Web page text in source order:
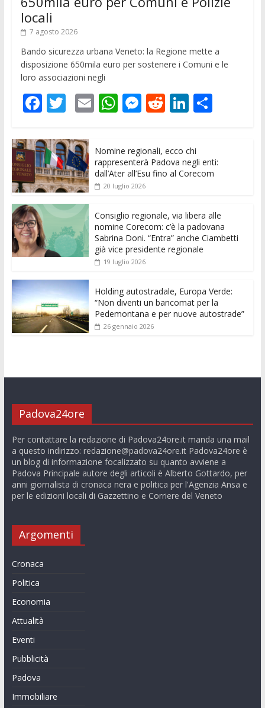
locali
7 agosto 2026
Bando sicurezza urbana Veneto: la Regione mette a
disposizione 650mila euro per sostenere i Comuni e le
loro associazioni negli
F
e
b
o
o
k
T
itt
er
E
l
W
s
A
p
p
M
ss
e
n
er
R
di
t
Li
k
e
dI
C
di
vi
Nomine regionali, ecco chi
rappresenterà Padova negli enti:
dall’Ater all’Esu fino al Corecom
20 luglio 2026
Consiglio regionale, via libera alle
nomine Corecom: c’è la padovana
Sabrina Doni. “Entra” anche Ciambetti
già vice presidente regionale
19 luglio 2026
Holding autostradale, Europa Verde:
“Non diventi un bancomat per la
Pedemontana e per nuove autostrade”
26 gennaio 2026
Padova24ore
Per contattare la redazione di Padova24ore.it manda una mail
a questo indirizzo: redazione@padova24ore.itPadova24ore è
un blog di informazione focalizzato su quanto avviene a
Padova Principale autore degli articoli è Alberto Gottardo, per
anni giornalista di cronaca nera e politica per l'Agenzia Ansa e
per le edizioni locali di Gazzettino e Corriere del Veneto
Argomenti
Cronaca
Politica
Economia
Attualità
Eventi
Pubblicità
Padova
Immobiliare